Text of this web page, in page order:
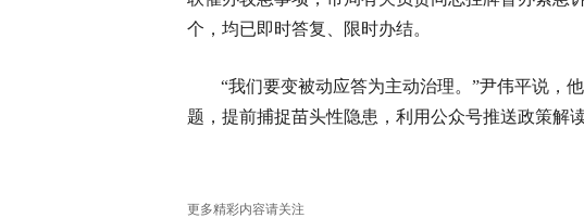
个，均已即时答复、限时办结。
“我们要变被动应答为主动治理。”尹伟平说，
题，提前捕捉苗头性隐患，利用公众号推送政策解
更多精彩内容请关注